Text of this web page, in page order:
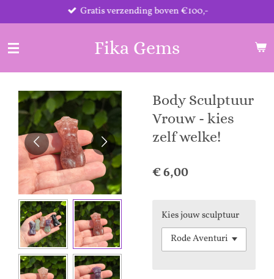
direct
de
Gratis verzending boven €100,-
Fika Gems
Body Sculptuur
Vrouw - kies
zelf welke!
€ 6,00
Kies jouw sculptuur